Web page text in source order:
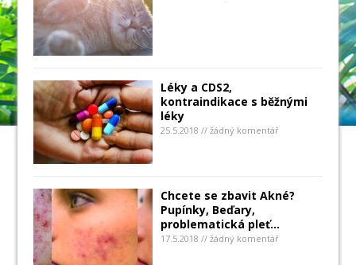
Léky a CDS2,
kontraindikace s běžnými
léky
25.5.2018 // žádný komentář
Chcete se zbavit Akné?
Pupínky, Beďary,
problematická pleť…
17.5.2018 // žádný komentář